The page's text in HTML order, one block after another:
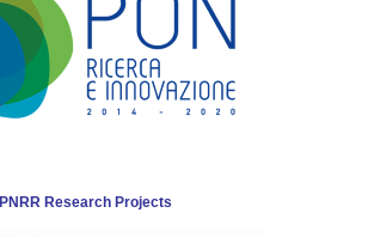
PNRR Research Projects